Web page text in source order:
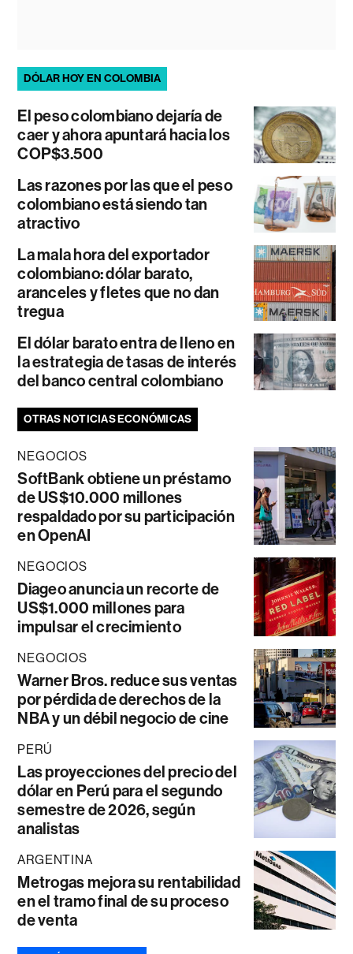
DÓLAR HOY EN COLOMBIA
El peso colombiano dejaría de
caer y ahora apuntará hacia los
COP$3.500
Las razones por las que el peso
colombiano está siendo tan
atractivo
La mala hora del exportador
colombiano: dólar barato,
aranceles y fletes que no dan
tregua
El dólar barato entra de lleno en
la estrategia de tasas de interés
del banco central colombiano
OTRAS NOTICIAS ECONÓMICAS
NEGOCIOS
SoftBank obtiene un préstamo
de US$10.000 millones
respaldado por su participación
en OpenAI
NEGOCIOS
Diageo anuncia un recorte de
US$1.000 millones para
impulsar el crecimiento
NEGOCIOS
Warner Bros. reduce sus ventas
por pérdida de derechos de la
NBA y un débil negocio de cine
PERÚ
Las proyecciones del precio del
dólar en Perú para el segundo
semestre de 2026, según
analistas
ARGENTINA
Metrogas mejora su rentabilidad
en el tramo final de su proceso
de venta